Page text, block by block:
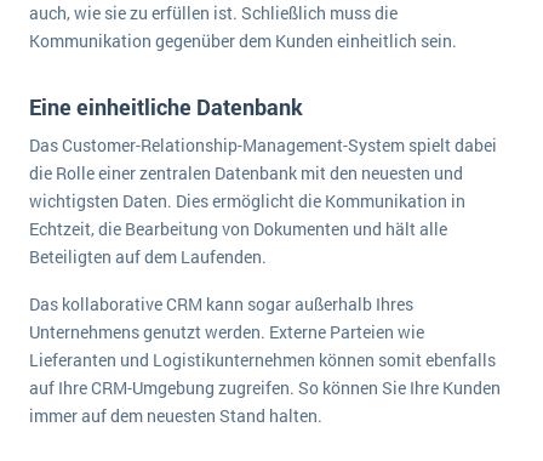
auch, wie sie zu erfüllen ist. Schließlich muss die
Kommunikation gegenüber dem Kunden einheitlich sein.
Eine einheitliche Datenbank
Das Customer-Relationship-Management-System spielt dabei
die Rolle einer zentralen Datenbank mit den neuesten und
wichtigsten Daten. Dies ermöglicht die Kommunikation in
Echtzeit, die Bearbeitung von Dokumenten und hält alle
Beteiligten auf dem Laufenden.
Das kollaborative CRM kann sogar außerhalb Ihres
Unternehmens genutzt werden. Externe Parteien wie
Lieferanten und Logistikunternehmen können somit ebenfalls
auf Ihre CRM-Umgebung zugreifen. So können Sie Ihre Kunden
immer auf dem neuesten Stand halten.